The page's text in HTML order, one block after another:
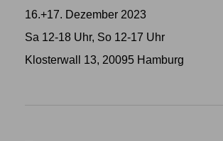
16.+17. Dezember 2023
Sa 12-18 Uhr, So 12-17 Uhr
Klosterwall 13, 20095 Hamburg